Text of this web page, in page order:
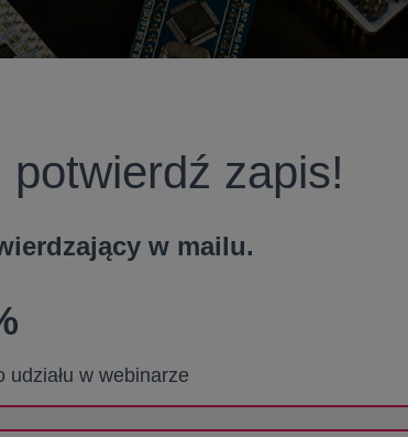
zapis!
w mailu.
w webinarze